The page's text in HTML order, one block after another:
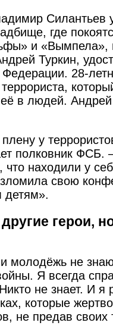
Силантьев
где
и «Вымпела»,
Туркин,
Федерации. 28-
в людей.
у
полковник
что находили у
свою
детям».
герои,
молодёжь не
Я всегда
не знает. И я
которые
не предав